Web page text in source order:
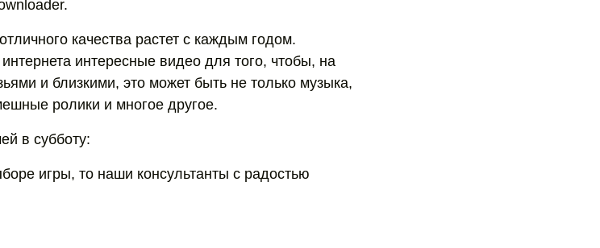
качества растет с каждым годом.
интересные видео для того, чтобы, на
и близкими, это может быть не только музыка,
ролики и многое другое.
в субботу:
игры, то наши консультанты с радостью